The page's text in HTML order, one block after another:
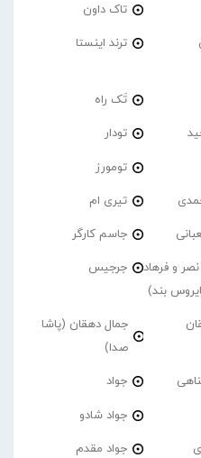
تاک داون
ترند اینستا
تَک راه
تودار
تومورز
تیری ام
جاسم کارگر
و فرهاد
بند)
جرجیس
جمال دهقان (پاشا
صدا)
جواد
جواد شادو
جواد مقدم